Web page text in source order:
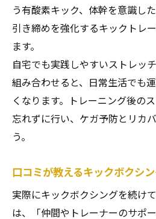
う有酸素キック、体幹を意識し
引き締めを強化するキックトレ
ます。
自宅でも実践しやすいストレッ
組み合わせると、日常生活でも
くなります。トレーニング後の
忘れずに行い、ケガ予防とリカ
う。
口コミが教えるキックボクシ
実際にキックボクシングを続け
は、「仲間やトレーナーのサポ